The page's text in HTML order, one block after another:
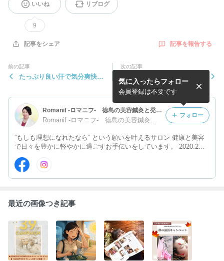
いいね
9
リブログ
記事をシェア 記事を報告する
前の記事
たっぷり良い汗で気分爽快♪
次の記事
【㊗️8周年】Romanif感謝祭
＼(^o^)／｜徳島・鳴門の美
容鍼サロン
Romanif -ロマニフ- 徳島の美容鍼灸と発酵よもぎ蒸し
”もしも理想になれたなら” という願いを叶えるサロン 健康と美容
で日々を豊かに軽やかに過ごすお手伝いをしています。 2020.2に
旧サロン名のNarutoKomachiからリニューアル♪
気に入ったらフォロー
会員登録は不要です
フォロー
最近の画像つき記事